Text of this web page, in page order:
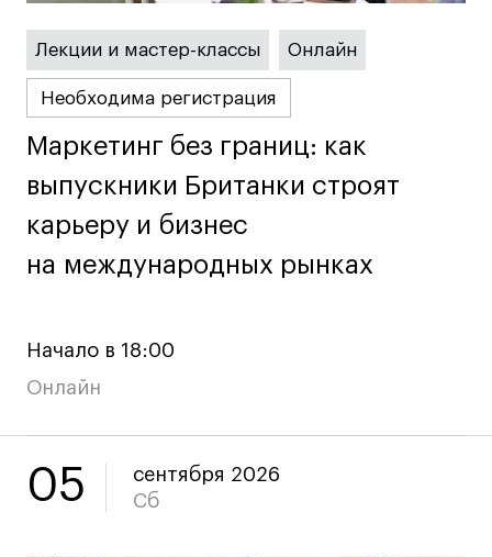
Лекции и мастер-классы Онлайн
Необходима регистрация
Маркетинг без границ: как
выпускники Британки строят
карьеру и бизнес
на международных рынках
Маркетинг без границ: как
выпускники Британки строят
карьеру и бизнес
на международных рынках
Начало в 18:00
Онлайн
05
сентября 2026
Сб